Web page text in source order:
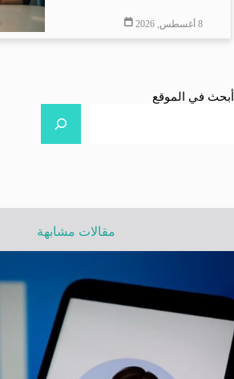
8 أغسطس, 2026
أبحث في الموقع
مقالات مشابهة